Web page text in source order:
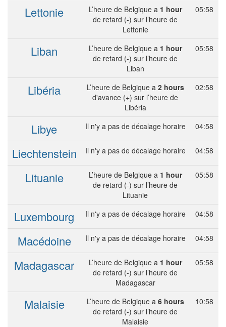
Lettonie L’heure de Belgique a 1 hour
de retard (-) sur l’heure de
Lettonie
05:58
Liban L’heure de Belgique a 1 hour
de retard (-) sur l’heure de
Liban
05:58
Libéria L’heure de Belgique a 2 hours
d'avance (+) sur l’heure de
Libéria
02:58
Libye Il n'y a pas de décalage horaire 04:58
Liechtenstein Il n'y a pas de décalage horaire 04:58
Lituanie L’heure de Belgique a 1 hour
de retard (-) sur l’heure de
Lituanie
05:58
Luxembourg Il n'y a pas de décalage horaire 04:58
Macédoine Il n'y a pas de décalage horaire 04:58
Madagascar L’heure de Belgique a 1 hour
de retard (-) sur l’heure de
Madagascar
05:58
Malaisie L’heure de Belgique a 6 hours
de retard (-) sur l’heure de
Malaisie
10:58